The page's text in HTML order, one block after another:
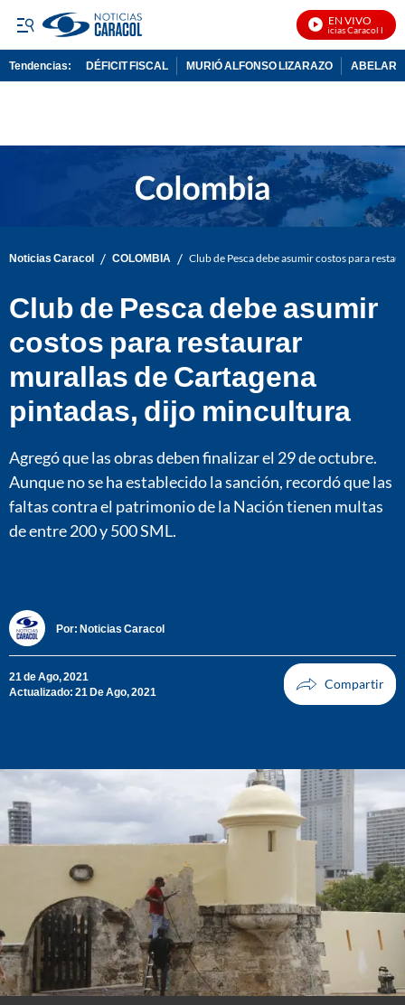
EN VIVO
Noticias Caracol En
Tendencias: DÉFICIT FISCAL MURIÓ ALFONSO LIZARAZO
Noticias Caracol / COLOMBIA / Club de Pesca debe asumir costos para
Club de Pesca debe asumir
costos para restaurar
murallas de Cartagena
pintadas, dijo mincultura
Agregó que las obras deben finalizar el 29 de octubre.
Aunque no se ha establecido la sanción, recordó que las
faltas contra el patrimonio de la Nación tienen multas
de entre 200 y 500 SML.
Por: Noticias Caracol
21 de Ago, 2021
Actualizado: 21 De Ago, 2021